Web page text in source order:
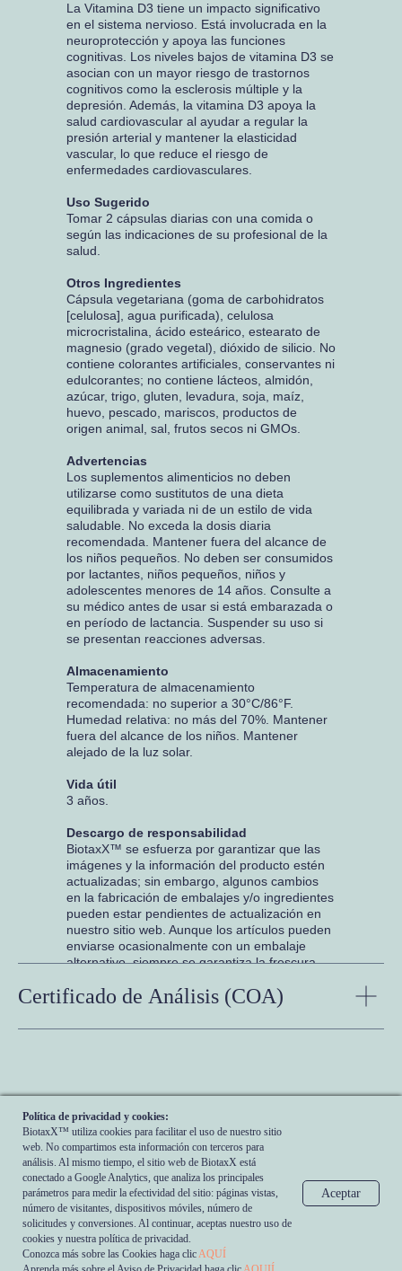
La Vitamina D3 tiene un impacto significativo
en el sistema nervioso. Está involucrada en la
neuroprotección y apoya las funciones
cognitivas. Los niveles bajos de vitamina D3 se
asocian con un mayor riesgo de trastornos
cognitivos como la esclerosis múltiple y la
depresión. Además, la vitamina D3 apoya la
salud cardiovascular al ayudar a regular la
presión arterial y mantener la elasticidad
vascular, lo que reduce el riesgo de
enfermedades cardiovasculares.
Uso Sugerido
Tomar 2 cápsulas diarias con una comida o
según las indicaciones de su profesional de la
salud.
Otros Ingredientes
Cápsula vegetariana (goma de carbohidratos
[celulosa], agua purificada), celulosa
microcristalina, ácido esteárico, estearato de
magnesio (grado vegetal), dióxido de silicio. No
contiene colorantes artificiales, conservantes ni
edulcorantes; no contiene lácteos, almidón,
azúcar, trigo, gluten, levadura, soja, maíz,
huevo, pescado, mariscos, productos de
origen animal, sal, frutos secos ni GMOs.
Advertencias
Los suplementos alimenticios no deben
utilizarse como sustitutos de una dieta
equilibrada y variada ni de un estilo de vida
saludable. No exceda la dosis diaria
recomendada. Mantener fuera del alcance de
los niños pequeños. No deben ser consumidos
por lactantes, niños pequeños, niños y
adolescentes menores de 14 años. Consulte a
su médico antes de usar si está embarazada o
en período de lactancia. Suspender su uso si
se presentan reacciones adversas.
Almacenamiento
Temperatura de almacenamiento
recomendada: no superior a 30°C/86°F.
Humedad relativa: no más del 70%. Mantener
fuera del alcance de los niños. Mantener
alejado de la luz solar.
Vida útil
3 años.
Descargo de responsabilidad
BiotaxX™ se esfuerza por garantizar que las
imágenes y la información del producto estén
actualizadas; sin embargo, algunos cambios
en la fabricación de embalajes y/o ingredientes
pueden estar pendientes de actualización en
nuestro sitio web. Aunque los artículos pueden
enviarse ocasionalmente con un embalaje
alternativo, siempre se garantiza la frescura.
advertencias e instrucciones en todos los
Certificado de Análisis (COA)
GRNTLL - Health Commodities, LDA
BIPROTAX GROUP © 2026
Política de privacidad y cookies:
BiotaxX™ utiliza cookies para facilitar el uso de nuestro sitio
web. No compartimos esta información con terceros para
análisis. Al mismo tiempo, el sitio web de BiotaxX está
conectado a Google Analytics, que analiza los principales
parámetros para medir la efectividad del sitio: páginas vistas,
número de visitantes, dispositivos móviles, número de
solicitudes y conversiones. Al continuar, aceptas nuestro uso de
cookies y nuestra política de privacidad.
Conozca más sobre las Cookies haga clicAQUÍ
Aceptar